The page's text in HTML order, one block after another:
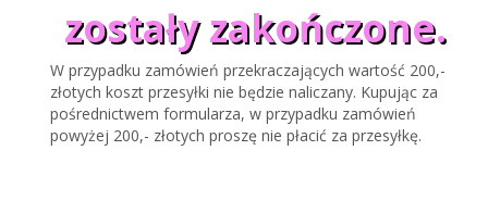
zostały zakończone.
W przypadku zamówień przekraczających wartość 200,-
złotych koszt przesyłki nie będzie naliczany. Kupując za
pośrednictwem formularza, w przypadku zamówień
powyżej 200,- złotych proszę nie płacić za przesyłkę.